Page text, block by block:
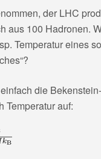
der LHC
aus 100 Hadronen.
Temperatur eines
die
Temperatur auf: